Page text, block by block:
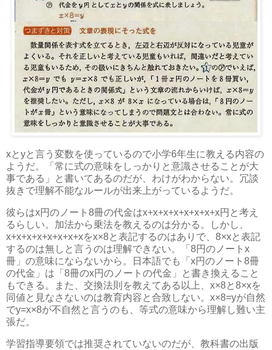
xとyと言う変数を使っているので小学6年生に教える内容の
ようだ。「常に式の意味をしっかりと意識させることが大
事である」と書いてあるのだが、わけがわからない。冗談
抜きで理解不能なルールが出来上がっているようだ。
彼らはx円のノート8冊の代金はx+x+x+x+x+x+x+x円と考え
るらしい。加法から乗法を教えるのは分かる。しかし、
x+x+x+x+x+x+x+xをx×8と表記するのはありで、8×xと表記
するのは無しと言うのは理解できない。「8円のノートx
冊」の意味にならないから。日本語でも「x円のノート8冊
の代金」は「8冊のx円のノートの代金」と書き換えること
もできる。また、交換法則を教えてある以上、x×8と8×xを
同値と見なさないのは教育内容と合致しない。x×8=yが自然
でy=x×8が不自然と言うのも、等式の意味から理解し難い主
張だ。
学習指導要領では推奨されていないのだが、教科書の出版